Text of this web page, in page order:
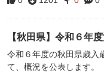
【秋田県】令和６年
令和６年度の秋田県歳入
て、概況を公表します。